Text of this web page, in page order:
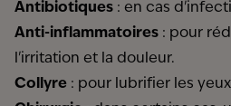
Antibiotiques : en cas
Anti-inflammatoires : pour
l'irritation et la douleur.
Collyre : pour lubrifier les